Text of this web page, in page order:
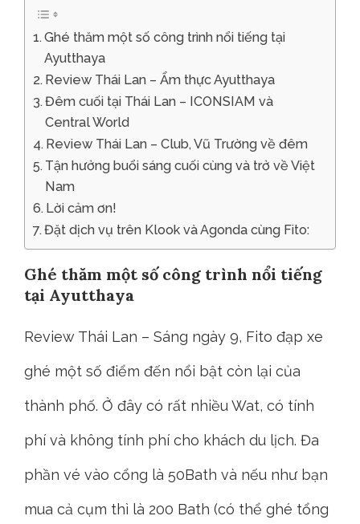
Ghé thăm một số công trình nổi tiếng tại
Ayutthaya
Review Thái Lan – Ẩm thực Ayutthaya
Đêm cuối tại Thái Lan – ICONSIAM và
Central World
Review Thái Lan – Club, Vũ Trường về đêm
Tận hưởng buổi sáng cuối cùng và trở về Việt
Nam
Lời cảm ơn!
Đặt dịch vụ trên Klook và Agonda cùng Fito:
Ghé thăm một số công trình nổi tiếng
tại Ayutthaya
Review Thái Lan – Sáng ngày 9, Fito đạp xe
ghé một số điểm đến nổi bật còn lại của
thành phố. Ở đây có rất nhiều Wat, có tính
phí và không tính phí cho khách du lịch. Đa
phần vé vào cổng là 50Bath và nếu như bạn
mua cả cụm thì là 200 Bath (có thể ghé tổng